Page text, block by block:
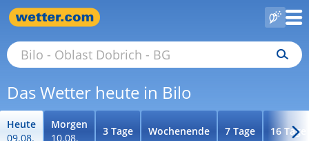
Das Wetter heute in Bilo
Heute
09.08.
Morgen
10.08.
3 Tage Wochenende 7 Tage 16 Tage